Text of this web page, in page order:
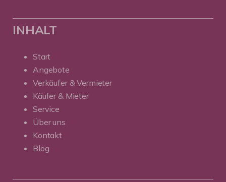
INHALT
Start
Angebote
Verkäufer & Vermieter
Käufer & Mieter
Service
Über uns
Kontakt
Blog